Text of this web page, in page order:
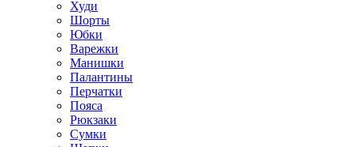
Худи
Шорты
Юбки
Варежки
Манишки
Палантины
Перчатки
Пояса
Рюкзаки
Сумки